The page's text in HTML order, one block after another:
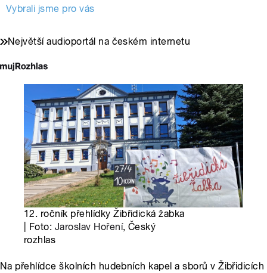
Vybrali jsme pro vás
Největší audioportál na českém internetu
12. ročník přehlídky Žibřidická žabka
| Foto: Jaroslav Hoření, Český
rozhlas
Na přehlídce školních hudebních kapel a sborů v Žibřidicích